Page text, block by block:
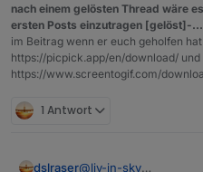
nach einem gelösten Thread wäre
ersten Posts einzutragen [gelöst]-...
im Beitrag wenn er euch geholfen hat.
https://picpick.app/en/download/ und
https://www.screentogif.com/
1 Antwort
dslraser@liv-in-sky